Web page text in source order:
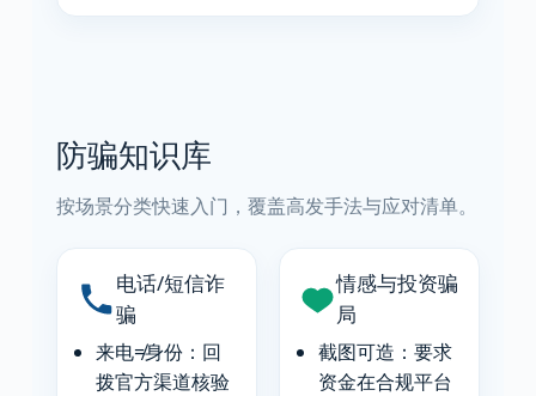
防骗知识库
按场景分类快速入门，覆盖高发手法与应对清单。
电话/短信诈
骗
来电≠身份：回
拨官方渠道核验
情感与投资骗
局
截图可造：要求
资金在合规平台